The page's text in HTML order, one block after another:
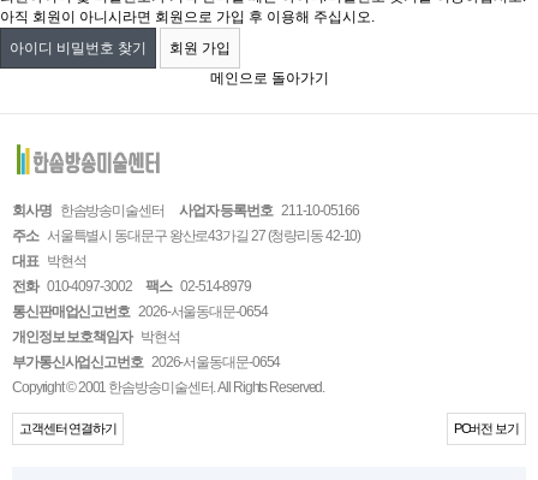
아직 회원이 아니시라면 회원으로 가입 후 이용해 주십시오.
아이디 비밀번호 찾기
회원 가입
메인으로 돌아가기
회사명 한솜방송미술센터 사업자 등록번호 211-10-05166
주소 서울특별시 동대문구 왕산로43가길 27 (청량리동 42-10)
대표 박현석
전화 010-4097-3002 팩스 02-514-8979
통신판매업신고번호 2026-서울동대문-0654
개인정보 보호책임자 박현석
부가통신사업신고번호 2026-서울동대문-0654
Copyright © 2001 한솜방송미술센터. All Rights Reserved.
고객센터 연결하기 PC버전 보기